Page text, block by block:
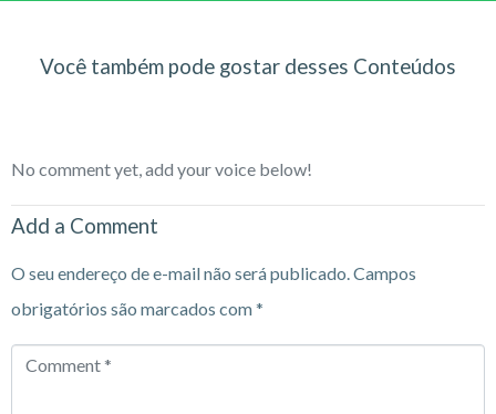
Você também pode gostar desses Conteúdos
No comment yet, add your voice below!
Add a Comment
O seu endereço de e-mail não será publicado.Campos
obrigatórios são marcados com*
Comment